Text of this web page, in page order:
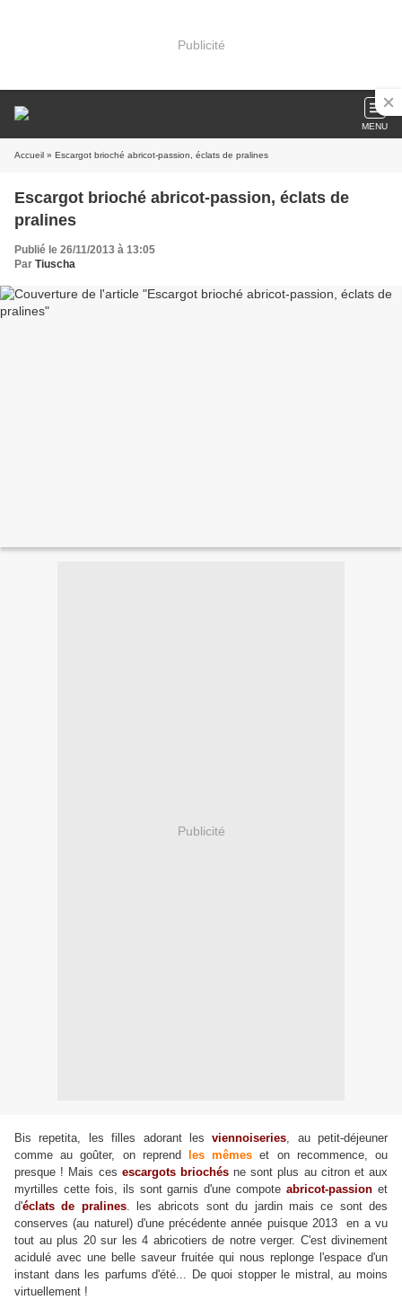
Publicité
MENU
Accueil » Escargot brioché abricot-passion, éclats de pralines
Escargot brioché abricot-passion, éclats de
pralines
Publié le 26/11/2013 à 13:05
Par Tiuscha
Publicité
Bis repetita, les filles adorant lesviennoiseries, au petit-déjeuner
comme au goûter, on reprend
les mêmes et on recommence, ou
presque ! Mais ces escargots briochésne sont plus au citron et aux
myrtilles cette fois, ils sont garnis d'une compoteabricot-passion et
d'éclats de pralines. les abricots sont du jardin mais ce sont des
conserves (au naturel) d'une précédente année puisque 2013 en a vu
tout au plus 20 sur les 4 abricotiers de notre verger. C'est divinement
acidulé avec une belle saveur fruitée qui nous replonge l'espace d'un
instant dans les parfums d'été... De quoi stopper le mistral, au moins
virtuellement !